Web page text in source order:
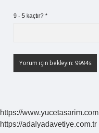
9 - 5 kaçtır? *
https://www.yucetasarim.com
https://adalyadavetiye.com.tr